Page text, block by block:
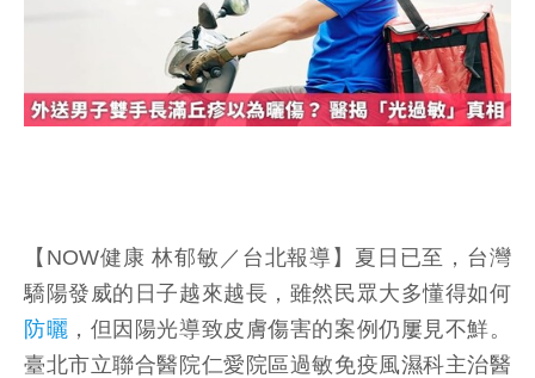
【NOW健康 林郁敏／台北報導】夏日已至，台灣
驕陽發威的日子越來越長，雖然民眾大多懂得如何
防曬 ，但因陽光導致皮膚傷害的案例仍屢見不鮮。
臺北市立聯合醫院仁愛院區過敏免疫風濕科主治醫